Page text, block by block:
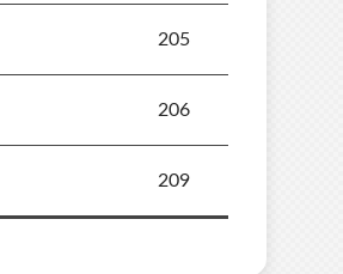
205
206
209